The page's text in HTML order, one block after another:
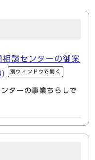
談センターの御案
別ウィンドウで開く
ターの事業ちらしで